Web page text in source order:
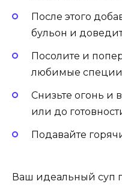
После этого
бульон и
Посолите и
любимые специи
Снизьте огонь и
или до
Подавайте
Ваш идеальный суп